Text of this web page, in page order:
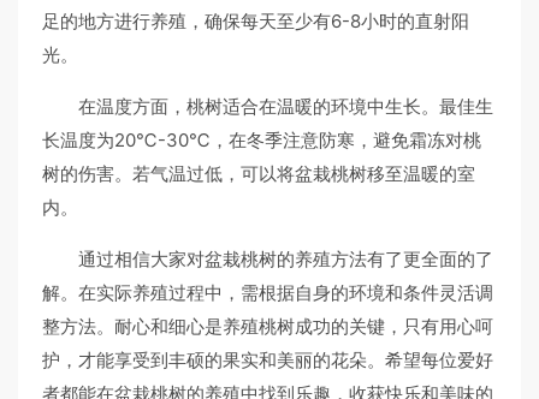
足的地方进行养殖，确保每天至少有6-8小时的直射阳
光。
在温度方面，桃树适合在温暖的环境中生长。最佳生
长温度为20℃-30℃，在冬季注意防寒，避免霜冻对桃
树的伤害。若气温过低，可以将盆栽桃树移至温暖的室
内。
通过相信大家对盆栽桃树的养殖方法有了更全面的了
解。在实际养殖过程中，需根据自身的环境和条件灵活调
整方法。耐心和细心是养殖桃树成功的关键，只有用心呵
护，才能享受到丰硕的果实和美丽的花朵。希望每位爱好
者都能在盆栽桃树的养殖中找到乐趣，收获快乐和美味的